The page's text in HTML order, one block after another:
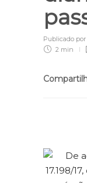
Publicado por
2 min